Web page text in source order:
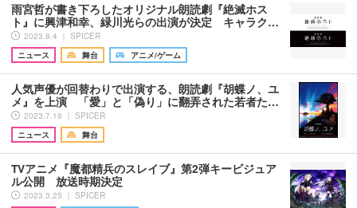
雨宮哲が書き下ろしたオリジナル朗読劇『絶滅ホス
ト』に興津和幸、緑川光らの出演が決定 キャラク…
2023.8.4 ｜ SPICER
ニュース
舞台 アニメ/ゲーム
人気声優が回替わりで出演する、朗読劇『胡蝶ノ、ユ
メ』を上演 「愛」と「偽り」に翻弄された若者た…
2023.7.19 ｜ SPICER
ニュース
舞台
TVアニメ『魔都精兵のスレイブ』第2弾キービジュア
ル公開 放送時期決定
2023.3.25 ｜ SPICER